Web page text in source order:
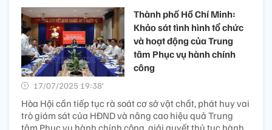
Thành phố Hồ Chí Minh:
Khảo sát tình hình tổ chức
và hoạt động của Trung
tâm Phục vụ hành chính
công
17/07/2025 19:38’
Hòa Hội cần tiếp tục rà soát cơ sở vật chất, phát huy vai
trò giám sát của HĐND và nâng cao hiệu quả Trung